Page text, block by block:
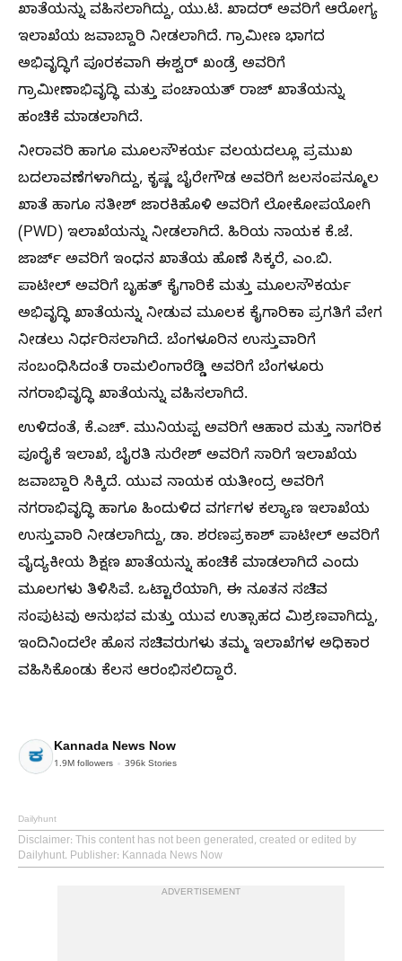
ಖಾತೆಯನ್ನು ವಹಿಸಲಾಗಿದ್ದು, ಯು.ಟಿ. ಖಾದರ್ ಅವರಿಗೆ ಆರೋಗ್ಯ
ಇಲಾಖೆಯ ಜವಾಬ್ದಾರಿ ನೀಡಲಾಗಿದೆ. ಗ್ರಾಮೀಣ ಭಾಗದ
ಅಭಿವೃದ್ಧಿಗೆ ಪೂರಕವಾಗಿ ಈಶ್ವರ್ ಖಂಡ್ರೆ ಅವರಿಗೆ
ಗ್ರಾಮೀಣಾಭಿವೃದ್ಧಿ ಮತ್ತು ಪಂಚಾಯತ್ ರಾಜ್ ಖಾತೆಯನ್ನು
ಹಂಚಿಕೆ ಮಾಡಲಾಗಿದೆ.
ನೀರಾವರಿ ಹಾಗೂ ಮೂಲಸೌಕರ್ಯ ವಲಯದಲ್ಲೂ ಪ್ರಮುಖ
ಬದಲಾವಣೆಗಳಾಗಿದ್ದು, ಕೃಷ್ಣ ಬೈರೇಗೌಡ ಅವರಿಗೆ ಜಲಸಂಪನ್ಮೂಲ
ಖಾತೆ ಹಾಗೂ ಸತೀಶ್ ಜಾರಕಿಹೊಳಿ ಅವರಿಗೆ ಲೋಕೋಪಯೋಗಿ
(PWD) ಇಲಾಖೆಯನ್ನು ನೀಡಲಾಗಿದೆ. ಹಿರಿಯ ನಾಯಕ ಕೆ.ಜೆ.
ಜಾರ್ಜ್ ಅವರಿಗೆ ಇಂಧನ ಖಾತೆಯ ಹೊಣೆ ಸಿಕ್ಕರೆ, ಎಂ.ಬಿ.
ಪಾಟೀಲ್ ಅವರಿಗೆ ಬೃಹತ್ ಕೈಗಾರಿಕೆ ಮತ್ತು ಮೂಲಸೌಕರ್ಯ
ಅಭಿವೃದ್ಧಿ ಖಾತೆಯನ್ನು ನೀಡುವ ಮೂಲಕ ಕೈಗಾರಿಕಾ ಪ್ರಗತಿಗೆ ವೇಗ
ನೀಡಲು ನಿರ್ಧರಿಸಲಾಗಿದೆ. ಬೆಂಗಳೂರಿನ ಉಸ್ತುವಾರಿಗೆ
ಸಂಬಂಧಿಸಿದಂತೆ ರಾಮಲಿಂಗಾರೆಡ್ಡಿ ಅವರಿಗೆ ಬೆಂಗಳೂರು
ನಗರಾಭಿವೃದ್ಧಿ ಖಾತೆಯನ್ನು ವಹಿಸಲಾಗಿದೆ.
ಉಳಿದಂತೆ, ಕೆ.ಎಚ್. ಮುನಿಯಪ್ಪ ಅವರಿಗೆ ಆಹಾರ ಮತ್ತು ನಾಗರಿಕ
ಪೂರೈಕೆ ಇಲಾಖೆ, ಬೈರತಿ ಸುರೇಶ್ ಅವರಿಗೆ ಸಾರಿಗೆ ಇಲಾಖೆಯ
ಜವಾಬ್ದಾರಿ ಸಿಕ್ಕಿದೆ. ಯುವ ನಾಯಕ ಯತೀಂದ್ರ ಅವರಿಗೆ
ನಗರಾಭಿವೃದ್ಧಿ ಹಾಗೂ ಹಿಂದುಳಿದ ವರ್ಗಗಳ ಕಲ್ಯಾಣ ಇಲಾಖೆಯ
ಉಸ್ತುವಾರಿ ನೀಡಲಾಗಿದ್ದು, ಡಾ. ಶರಣಪ್ರಕಾಶ್ ಪಾಟೀಲ್ ಅವರಿಗೆ
ವೈದ್ಯಕೀಯ ಶಿಕ್ಷಣ ಖಾತೆಯನ್ನು ಹಂಚಿಕೆ ಮಾಡಲಾಗಿದೆ ಎಂದು
ಮೂಲಗಳು ತಿಳಿಸಿವೆ. ಒಟ್ಟಾರೆಯಾಗಿ, ಈ ನೂತನ ಸಚಿವ
ಸಂಪುಟವು ಅನುಭವ ಮತ್ತು ಯುವ ಉತ್ಸಾಹದ ಮಿಶ್ರಣವಾಗಿದ್ದು,
ಇಂದಿನಿಂದಲೇ ಹೊಸ ಸಚಿವರುಗಳು ತಮ್ಮ ಇಲಾಖೆಗಳ ಅಧಿಕಾರ
ವಹಿಸಿಕೊಂಡು ಕೆಲಸ ಆರಂಭಿಸಲಿದ್ದಾರೆ.
Kannada News Now
1.9M followers 396k Stories
Dailyhunt
Disclaimer: This content has not been generated, created or edited by
Dailyhunt. Publisher: Kannada News Now
ADVERTISEMENT